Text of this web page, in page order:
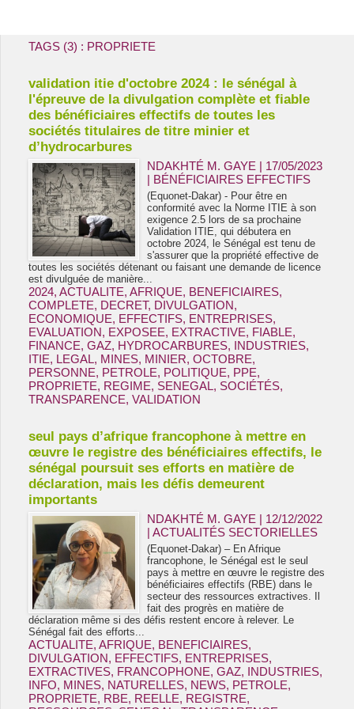
TAGS (3) : PROPRIETE
validation itie d'octobre 2024 : le sénégal à
l'épreuve de la divulgation complète et fiable
des bénéficiaires effectifs de toutes les
sociétés titulaires de titre minier et
d’hydrocarbures
NDAKHTÉ M. GAYE | 17/05/2023
| BÉNÉFICIAIRES EFFECTIFS
(Equonet-Dakar) - Pour être en
conformité avec la Norme ITIE à son
exigence 2.5 lors de sa prochaine
Validation ITIE, qui débutera en
octobre 2024, le Sénégal est tenu de
s'assurer que la propriété effective de
toutes les sociétés détenant ou faisant une demande de licence
est divulguée de manière...
2024, ACTUALITE, AFRIQUE, BENEFICIAIRES,
COMPLETE, DECRET, DIVULGATION,
ECONOMIQUE, EFFECTIFS, ENTREPRISES,
EVALUATION, EXPOSEE, EXTRACTIVE, FIABLE,
FINANCE, GAZ, HYDROCARBURES, INDUSTRIES,
ITIE, LEGAL, MINES, MINIER, OCTOBRE,
PERSONNE, PETROLE, POLITIQUE, PPE,
PROPRIETE, REGIME, SENEGAL, SOCIÉTÉS,
TRANSPARENCE, VALIDATION
seul pays d’afrique francophone à mettre en
œuvre le registre des bénéficiaires effectifs, le
sénégal poursuit ses efforts en matière de
déclaration, mais les défis demeurent
importants
NDAKHTÉ M. GAYE | 12/12/2022
|ACTUALITÉS SECTORIELLES
(Equonet-Dakar) – En Afrique
francophone, le Sénégal est le seul
pays à mettre en œuvre le registre des
bénéficiaires effectifs (RBE) dans le
secteur des ressources extractives. Il
fait des progrès en matière de
déclaration même si des défis restent encore à relever. Le
Sénégal fait des efforts...
ACTUALITE, AFRIQUE, BENEFICIAIRES,
DIVULGATION, EFFECTIFS, ENTREPRISES,
EXTRACTIVES, FRANCOPHONE, GAZ, INDUSTRIES,
INFO, MINES, NATURELLES, NEWS, PETROLE,
PROPRIETE, RBE, REELLE, REGISTRE,